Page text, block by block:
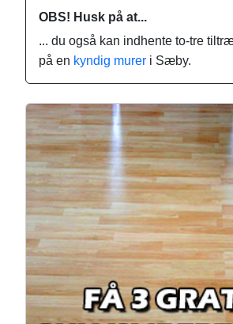
OBS! Husk på at...
... du også kan indhente to-tre
på en kyndig murer i Sæby.